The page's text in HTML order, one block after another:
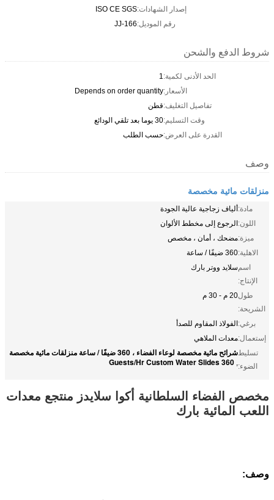
إصدار الشهادات:ISO CE SGS
رقم الموديل:JJ-166
شروط الدفع والشحن
الحد الأدنى لكمية:1
الأسعار:Depends on order quantity
تفاصيل التغليف:قطن
وقت التسليم:30 يوما بعد تلقي الودائع
القدرة على العرض:حسب الطلب
وصف
منزلقات مائية مخصصة
مادة:ألياف زجاجية عالية الجودة
اللون:الرجوع إلى مخطط الألوان
ميزة:مضحك ، أمان ، مخصص
الاهلية:360 ضيفًا / ساعة
اسم
الإنتاج:
سلايد ووتر بارك
طول
الشريحة:
20 م - 30 م
برغي:الفولاذ المقاوم للصدأ
إستعمال:معدات الملاهي
تسليط
الضوء:
شرائح مائية مخصصة لوعاء الفضاء ، 360 ضيفًا / ساعة منزلقات مائية مخصصة
,
360 Guests/Hr Custom Water Slides
مخصص الفضاء السلطانية أكوا سلايدز منتجع معدات
اللعب المائية بارك
وصف: